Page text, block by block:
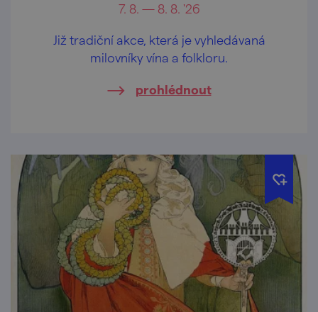
7. 8. — 8. 8. '26
Již tradiční akce, která je vyhledávaná
milovníky vína a folkloru.
prohlédnout